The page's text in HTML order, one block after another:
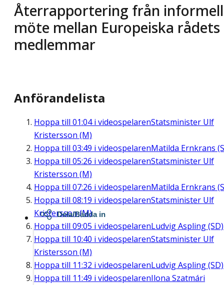
Återrapportering från
möte mellan Europeiska rådets
medlemmar
Anförandelista
Hoppa till 01:04i videospelarenStatsminister Ulf
Kristersson (M)
Hoppa till 03:49 i videospelarenMatilda Ernkrans
Hoppa till 05:26 i videospelarenStatsminister Ulf
Kristersson (M)
Hoppa till 07:26 i videospelarenMatilda Ernkrans
Hoppa till 08:19 i videospelarenStatsminister Ulf
Kristersson (M)
Hoppa till 09:05 i videospelarenLudvig Aspling (SD)
Hoppa till 10:40 i videospelarenStatsminister Ulf
Kristersson (M)
Hoppa till 11:32 i videospelarenLudvig Aspling (SD)
Hoppa till 11:49 i videospelarenIlona Szatmári
Dela/Bädda in